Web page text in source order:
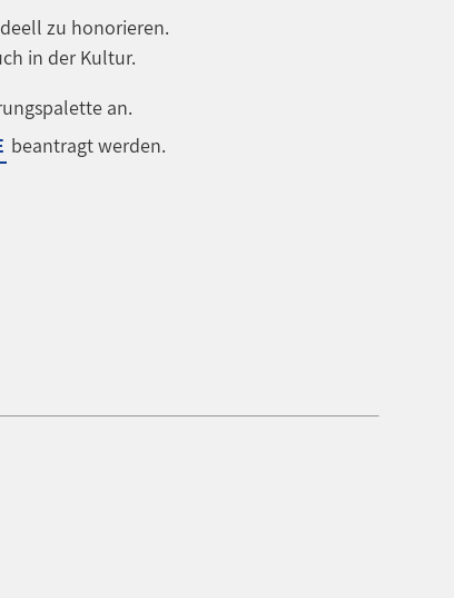
zu honorieren.
in der Kultur.
an.
beantragt werden.